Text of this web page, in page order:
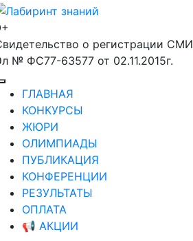
знаний
о регистрации СМИ
№ ФС77-63577 от 02.11.2015г.
ГЛАВНАЯ
КОНКУРСЫ
ЖЮРИ
ОЛИМПИАДЫ
ПУБЛИКАЦИЯ
КОНФЕРЕНЦИИ
РЕЗУЛЬТАТЫ
ОПЛАТА
📢 АКЦИИ